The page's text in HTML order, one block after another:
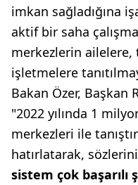
imkan sağladığına
aktif bir saha
merkezlerin ailelere,
işletmelere
Bakan Özer, Başkan
"2022 yılında 1
merkezleri ile
hatırlatarak,
sistem çok başarılı